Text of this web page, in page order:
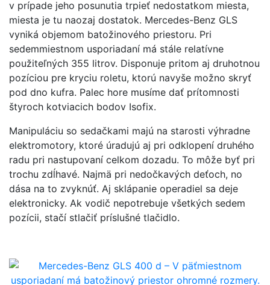
v prípade jeho posunutia trpieť nedostatkom miesta,
miesta je tu naozaj dostatok. Mercedes-Benz GLS
vyniká objemom batožinového priestoru. Pri
sedemmiestnom usporiadaní má stále relatívne
použiteľných 355 litrov. Disponuje pritom aj druhotnou
pozíciou pre kryciu roletu, ktorú navyše možno skryť
pod dno kufra. Palec hore musíme dať prítomnosti
štyroch kotviacich bodov Isofix.
Manipuláciu so sedačkami majú na starosti výhradne
elektromotory, ktoré úradujú aj pri odklopení druhého
radu pri nastupovaní celkom dozadu. To môže byť pri
trochu zdĺhavé. Najmä pri nedočkavých deťoch, no
dása na to zvyknúť. Aj sklápanie operadiel sa deje
elektronicky. Ak vodič nepotrebuje všetkých sedem
pozícii, stačí stlačiť príslušné tlačidlo.